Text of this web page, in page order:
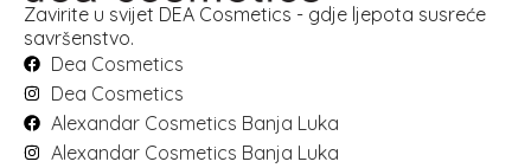
Zavirite u svijet DEA Cosmetics - gdje ljepota susreće
savršenstvo.
Dea Cosmetics
Dea Cosmetics
Alexandar Cosmetics Banja Luka
Alexandar Cosmetics Banja Luka